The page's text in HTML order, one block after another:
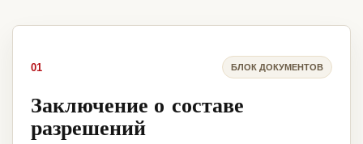
01 БЛОК ДОКУМЕНТОВ
Заключение о составе
разрешений